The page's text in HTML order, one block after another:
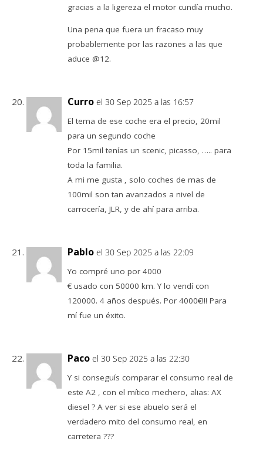
gracias a la ligereza el motor cundía mucho.
Una pena que fuera un fracaso muy
probablemente por las razones a las que
aduce @12.
Curro el 30 Sep 2025 a las 16:57
El tema de ese coche era el precio, 20mil
para un segundo coche
Por 15mil tenías un scenic, picasso, ….. para
toda la familia.
A mi me gusta , solo coches de mas de
100mil son tan avanzados a nivel de
carrocería, JLR, y de ahí para arriba.
Pablo el 30 Sep 2025 a las 22:09
Yo compré uno por 4000
€ usado con 50000 km. Y lo vendí con
120000. 4 años después. Por 4000€!!! Para
mí fue un éxito.
Paco el 30 Sep 2025 a las 22:30
Y si conseguís comparar el consumo real de
este A2 , con el mítico mechero, alias: AX
diesel ? A ver si ese abuelo será el
verdadero mito del consumo real, en
carretera ???